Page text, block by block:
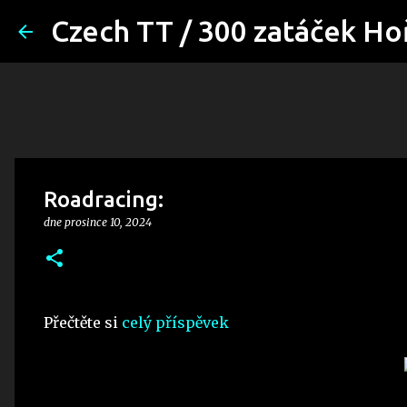
Czech TT / 300 zatáček
Roadracing:
dne prosince 10, 2024
Přečtěte si celý příspěvek